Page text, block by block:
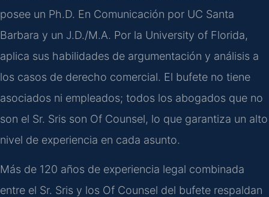
posee un Ph.D. En Comunicación por UC Santa
Barbara y un J.D./M.A. Por la University of Florida,
aplica sus habilidades de argumentación y análisis a
los casos de derecho comercial. El bufete no tiene
asociados ni empleados; todos los abogados que no
son el Sr. Sris son Of Counsel, lo que garantiza un alto
nivel de experiencia en cada asunto.
Más de 120 años de experiencia legal combinada
entre el Sr. Sris y los Of Counsel del bufete respaldan